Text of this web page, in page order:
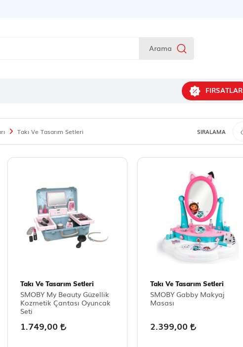
Arama
FIRSATLAR
Takı Ve Tasarım Setleri SIRALAMA
Takı Ve Tasarım Setleri
SMOBY My Beauty Güzellik
Kozmetik Çantası Oyuncak
Seti
1.749,00
Takı Ve Tasarım Setleri
SMOBY Gabby Makyaj
Masası
2.399,00